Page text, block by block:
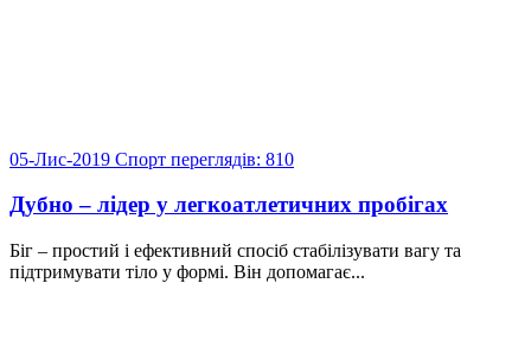
05-Лис-2019 Спорт переглядів: 810
Дубно – лідер у легкоатлетичних пробігах
Біг – простий і ефективний спосіб стабілізувати вагу та
підтримувати тіло у формі. Він допомагає...